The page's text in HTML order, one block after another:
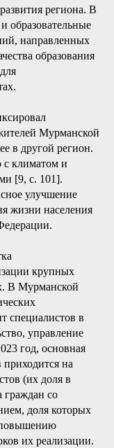
региона. В
образовательные
направленных
образования
Мурманской
в другой регион.
с климатом и
[9, с. 101].
улучшение
жизни населения
крупных
В Мурманской
специалистов в
управление
год, основная
на
(их доля в
граждан со
доля которых
повышению
их реализации.